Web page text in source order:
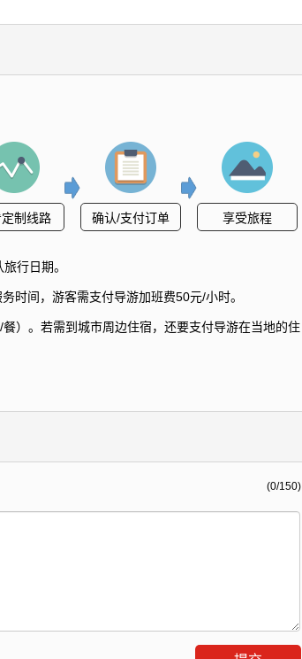
制线路 确认/支付订单 享受旅程
行日期。
时间，游客需支付导游加班费50元/小时。
）。若需到城市周边住宿，还要支付导游在当地的住
(0/150)